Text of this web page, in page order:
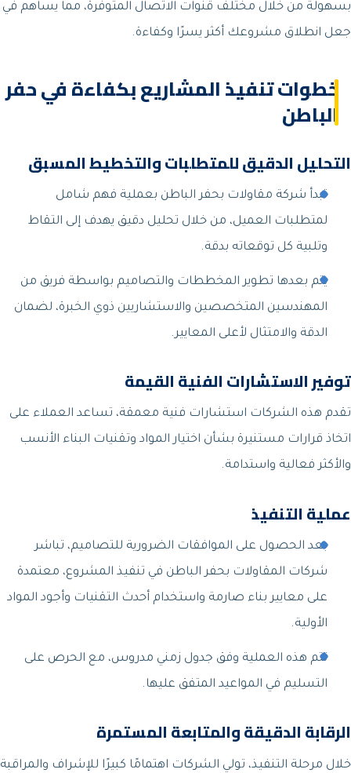
بسهولة من خلال مختلف قنوات الاتصال المتوفرة، مما يساهم في
جعل انطلاق مشروعك أكثر يسرًا وكفاءة.
خطوات تنفيذ المشاريع بكفاءة في حفر
الباطن
التحليل الدقيق للمتطلبات والتخطيط المسبق
تبدأ شركة مقاولات بحفر الباطن بعملية فهم شامل
لمتطلبات العميل، من خلال تحليل دقيق يهدف إلى التقاط
وتلبية كل توقعاته بدقة.
يتم بعدها تطوير المخططات والتصاميم بواسطة فريق من
المهندسين المتخصصين والاستشاريين ذوي الخبرة، لضمان
الدقة والامتثال لأعلى المعايير.
توفير الاستشارات الفنية القيمة
تقدم هذه الشركات استشارات فنية معمقة، تساعد العملاء على
اتخاذ قرارات مستنيرة بشأن اختيار المواد وتقنيات البناء الأنسب
والأكثر فعالية واستدامة.
عملية التنفيذ
بعد الحصول على الموافقات الضرورية للتصاميم، تباشر
شركات المقاولات بحفر الباطن في تنفيذ المشروع، معتمدة
على معايير بناء صارمة واستخدام أحدث التقنيات وأجود المواد
الأولية.
تتم هذه العملية وفق جدول زمني مدروس، مع الحرص على
التسليم في المواعيد المتفق عليها.
الرقابة الدقيقة والمتابعة المستمرة
خلال مرحلة التنفيذ، تولي الشركات اهتمامًا كبيرًا للإشراف والمراقبة